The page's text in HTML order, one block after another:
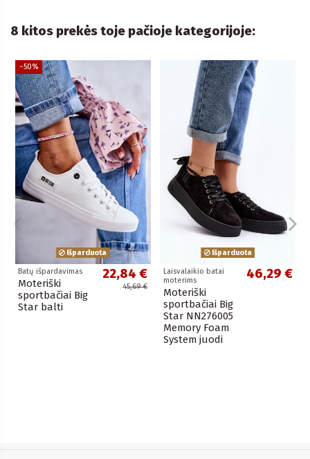
8 kitos prekės toje pačioje kategorijoje:
−50%
Išparduota
Batų išpardavimas
Moteriški
sportbačiai Big
Star balti
22,84 €
45,69 €
Išparduota
Laisvalaikio batai
moterims
Moteriški
sportbačiai Big
Star NN276005
Memory Foam
System juodi
46,29 €